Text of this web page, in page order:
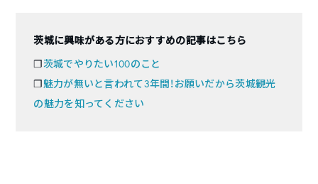
茨城に興味がある方におすすめの記事はこちら
❐茨城でやりたい100のこと
❐魅力が無いと言われて3年間！お願いだから茨城観光
の魅力を知ってください